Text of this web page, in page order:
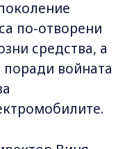
по-отворени
средства, а
войната